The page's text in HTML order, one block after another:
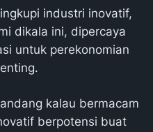
industri inovatif,
dikala ini, dipercaya
untuk perekonomian
kalau bermacam
berpotensi buat